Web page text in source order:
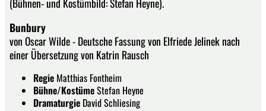
Bunbury
von Oscar Wilde - Deutsche Fassung von Elfriede Jelinek nach
einer Übersetzung von Katrin Rausch
Regie Matthias Fontheim
Bühne/KostümeStefan Heyne
Dramaturgie David Schliesing